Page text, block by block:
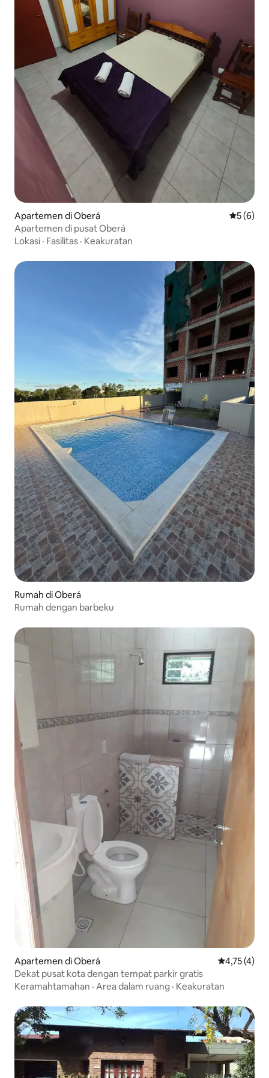
Apartemen di Oberá Nilai
5 (6)
Apartemen di pusat Oberá
Lokasi · Fasilitas · Keakuratan
Rumah di Oberá
Rumah dengan barbeku
Apartemen di Oberá Nilai rata-
4,75 (4)
Dekat pusat kota dengan tempat parkir gratis
Keramahtamahan · Area dalam ruang · Keakuratan